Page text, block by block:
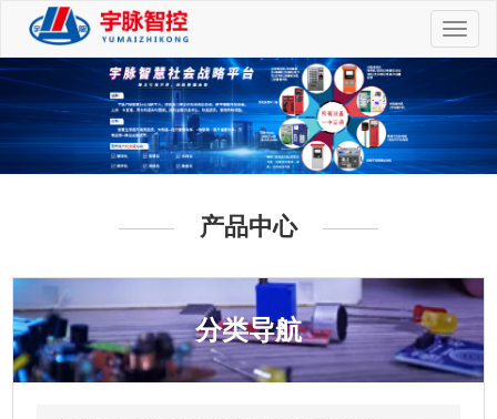
切
换
航
产品中心
分类导航